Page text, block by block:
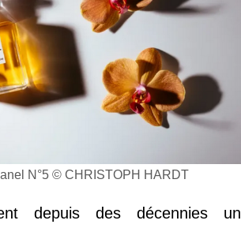
N°5 © CHRISTOPH HARDT
depuis des décennies un